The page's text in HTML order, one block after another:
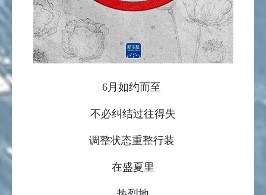
6月如约而至
不必纠结过往得失
调整状态重整行装
在盛夏里